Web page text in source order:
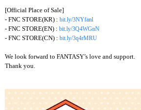
[Official Place of Sale]
- FNC STORE(KR) : bit.ly/3NYfanl
- FNC STORE(EN) : bit.ly/3Q4WGnN
- FNC STORE(CN) : bit.ly/3q4rMRU
We look forward to FANTASY’s love and support.
Thank you.